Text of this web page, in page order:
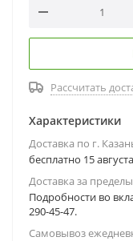
Рассчитать
Характеристики
Доставка по г.
бесплатно 15
Доставка за
Подробности во
290-45-47.
Самовывоз